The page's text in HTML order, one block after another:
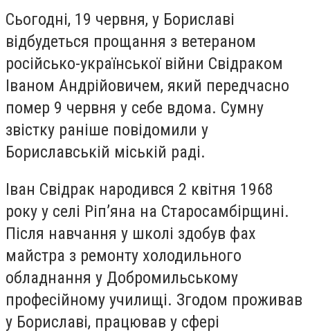
Сьогодні, 19 червня, у Бориславі
відбудеться прощання з ветераном
російсько-української війни Свідраком
Іваном Андрійовичем, який передчасно
помер 9 червня у себе вдома. Сумну
звістку раніше повідомили у
Бориславській міській раді.
Іван Свідрак народився 2 квітня 1968
року у селі Ріп’яна на Старосамбірщині.
Після навчання у школі здобув фах
майстра з ремонту холодильного
обладнання у Добромильському
професійному училищі. Згодом проживав
у Бориславі, працював у сфері